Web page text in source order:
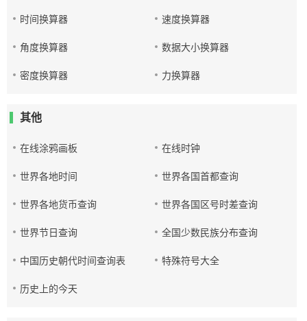
时间换算器 速度换算器
角度换算器 数据大小换算器
密度换算器 力换算器
其他
在线涂鸦画板 在线时钟
世界各地时间 世界各国首都查询
世界各地货币查询 世界各国区号时差查询
世界节日查询 全国少数民族分布查询
中国历史朝代时间查询表 特殊符号大全
历史上的今天